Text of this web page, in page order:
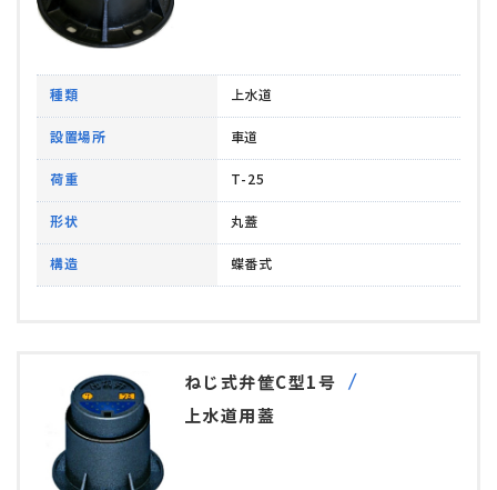
種類 上水道
設置場所 車道
荷重 T-25
形状 丸蓋
構造 蝶番式
ねじ式弁筐C型1号
上水道用蓋